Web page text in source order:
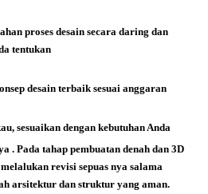
proses desain secara daring dan
tentukan
desain terbaik sesuai anggaran
sesuaikan dengan kebutuhan Anda
.Pada tahap pembuatan denah dan 3D
revisi sepuas nya salama
arsitektur dan struktur yang aman.